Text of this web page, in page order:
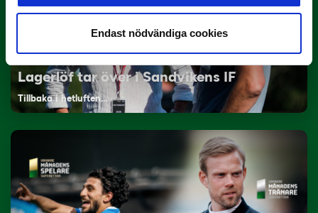
Endast nödvändiga cookies
Lagerlöf tar över i Sandvikens IF
Tillbaka i hetluften…